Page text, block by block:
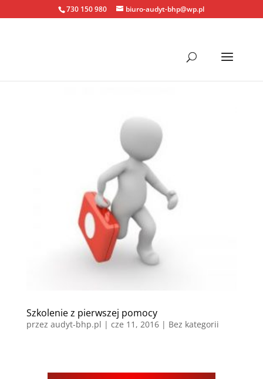
730 150 980 biuro-audyt-bhp@wp.pl
Szkolenie z pierwszej pomocy
przez audyt-bhp.pl | cze 11, 2016| Bez kategorii